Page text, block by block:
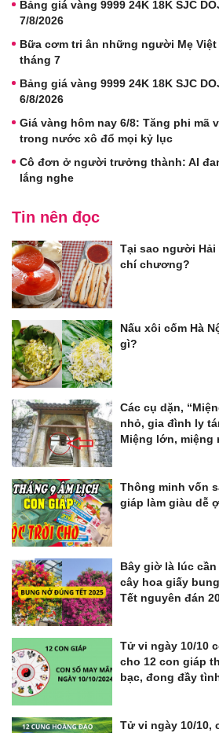
Bảng giá vàng 9999 24K 18K SJC
7/8/2026
Bữa cơm tri ân những người Mẹ
tháng 7
Bảng giá vàng 9999 24K 18K SJC
6/8/2026
Giá vàng hôm nay 6/8: Tăng phi mã
trong nước xô đổ mọi kỷ lục
Cô đơn ở người trưởng thành: AI
lắng nghe
Tin nên đọc
Tại sao người
chí chương?
Nấu xôi cốm Hà
gì?
Các cụ dặn,
nhỏ, gia đình ly
Miệng lớn, miệng
Thông minh vốn
giáp làm giàu dễ
Bây giờ là lúc
cây hoa giấy
Tết nguyên đán
Tử vi ngày 10/10
cho 12 con giáp
bạc, đong đầy
Tử vi ngày 10/10,